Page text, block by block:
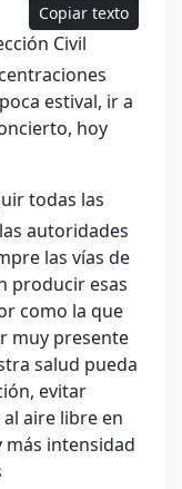
Copiar texto
Civil
estival, ir a
hoy
todas las
autoridades
las vías de
producir esas
como la que
muy presente
salud pueda
evitar
aire libre en
más intensidad